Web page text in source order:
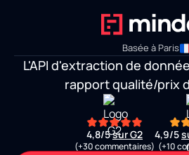
Basée à Paris
L'API d'extraction de
rapport qualité/prix
4,8/5sur G2
(+30 commentaires)
4,9/5
(+10